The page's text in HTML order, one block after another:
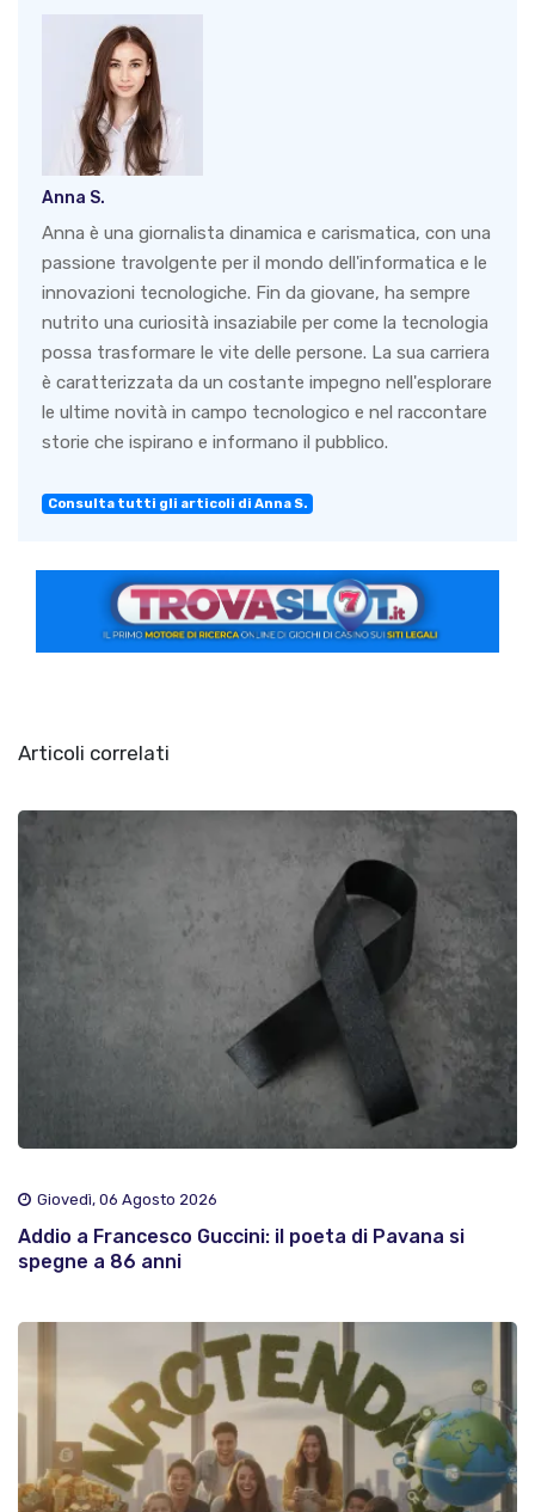
Anna S.
Anna è una giornalista dinamica e carismatica, con una
passione travolgente per il mondo dell'informatica e le
innovazioni tecnologiche. Fin da giovane, ha sempre
nutrito una curiosità insaziabile per come la tecnologia
possa trasformare le vite delle persone. La sua carriera
è caratterizzata da un costante impegno nell'esplorare
le ultime novità in campo tecnologico e nel raccontare
storie che ispirano e informano il pubblico.
Consulta tutti gli articoli di Anna S.
Articoli correlati
Giovedì, 06 Agosto 2026
Addio a Francesco Guccini: il poeta di Pavana si
spegne a 86 anni